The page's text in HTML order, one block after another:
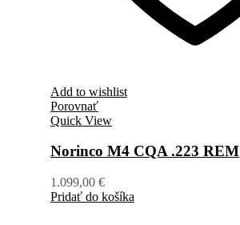
Add to wishlist
Porovnať
Quick View
Norinco M4 CQA .223 REM
1.099,00 €
Pridať do košíka